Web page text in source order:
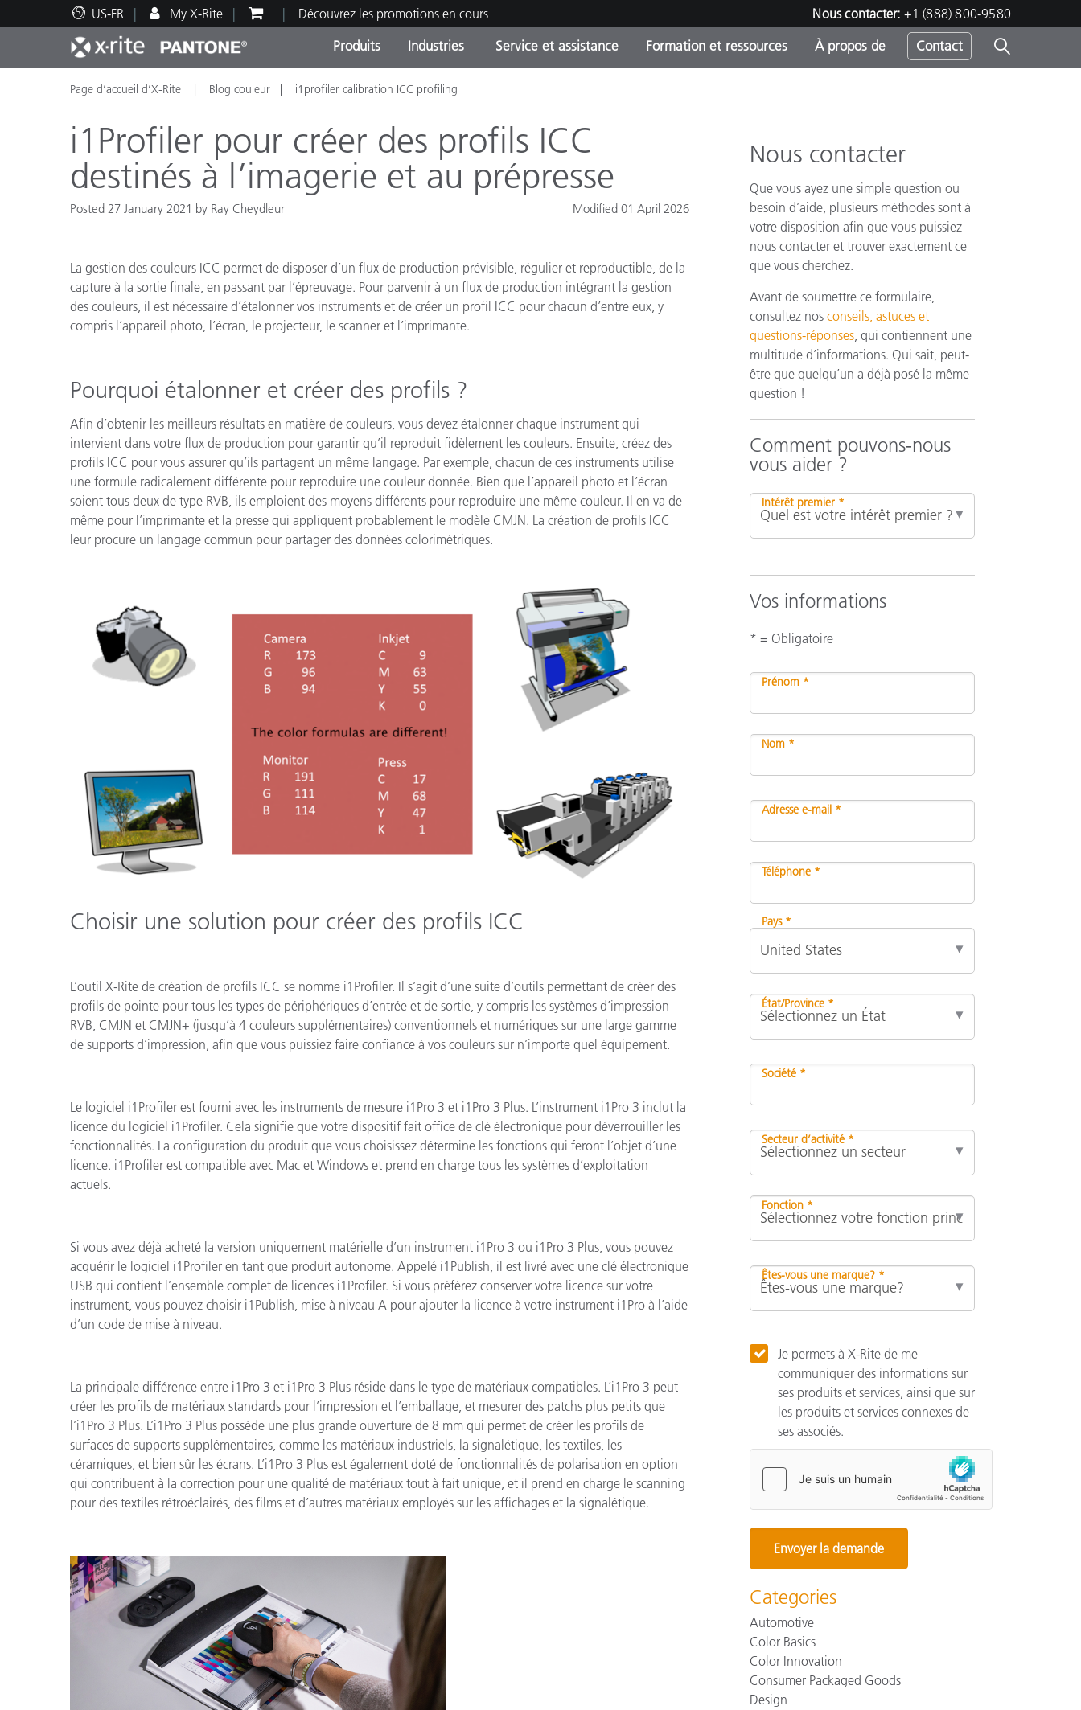
US-FR My X-Rite Découvrez les promotions en cours Nous contacter: +1 (888) 800-9580
Produits
Top Produits Catégories de produits
Promotions et Ventes Flash
Online Store
Industries
Impression et Emballage Peintures et Revêtements
Biens de Consommation
Emballés
Food Color Measurement
Matériaux de Construction
Biens Durables
Service et assistance
Assistance technique Service et maintenance
Formation et ressources
Ressources éducatives Formation
À propos de Contact
Page d’accueil d’X-Rite Blog couleur i1profiler calibration ICC profiling
i1Profiler pour créer des profils ICC
destinés à l’imagerie et au prépresse
Posted 27 January 2021 by Ray Cheydleur Modified 01 April 2026
La gestion des couleurs ICC permet de disposer d’un flux de production prévisible, régulier et reproductible, de la
capture à la sortie finale, en passant par l’épreuvage. Pour parvenir à un flux de production intégrant la gestion
des couleurs, il est nécessaire d’étalonner vos instruments et de créer un profil ICC pour chacun d’entre eux, y
compris l’appareil photo, l’écran, le projecteur, le scanner et l’imprimante.
Pourquoi étalonner et créer des profils ?
Afin d’obtenir les meilleurs résultats en matière de couleurs, vous devez étalonner chaque instrument qui
intervient dans votre flux de production pour garantir qu’il reproduit fidèlement les couleurs. Ensuite, créez des
profils ICC pour vous assurer qu’ils partagent un même langage. Par exemple, chacun de ces instruments utilise
une formule radicalement différente pour reproduire une couleur donnée. Bien que l’appareil photo et l’écran
soient tous deux de type RVB, ils emploient des moyens différents pour reproduire une même couleur. Il en va de
même pour l’imprimante et la presse qui appliquent probablement le modèle CMJN. La création de profils ICC
leur procure un langage commun pour partager des données colorimétriques.
Choisir une solution pour créer des profils ICC
L’outil X-Rite de création de profils ICC se nomme i1Profiler. Il s’agit d’une suite d’outils permettant de créer des
profils de pointe pour tous les types de périphériques d’entrée et de sortie, y compris les systèmes d’impression
RVB, CMJN et CMJN+ (jusqu’à 4 couleurs supplémentaires) conventionnels et numériques sur une large gamme
de supports d’impression, afin que vous puissiez faire confiance à vos couleurs sur n’importe quel équipement.
Le logiciel i1Profiler est fourni avec les instruments de mesure i1Pro 3 et i1Pro 3 Plus. L’instrument i1Pro 3 inclut la
licence du logiciel i1Profiler. Cela signifie que votre dispositif fait office de clé électronique pour déverrouiller les
fonctionnalités. La configuration du produit que vous choisissez détermine les fonctions qui feront l’objet d’une
licence. i1Profiler est compatible avec Mac et Windows et prend en charge tous les systèmes d’exploitation
actuels.
Si vous avez déjà acheté la version uniquement matérielle d’un instrument i1Pro 3 ou i1Pro 3 Plus, vous pouvez
acquérir le logiciel i1Profiler en tant que produit autonome. Appelé i1Publish, il est livré avec une clé électronique
USB qui contient l’ensemble complet de licences i1Profiler. Si vous préférez conserver votre licence sur votre
instrument, vous pouvez choisir i1Publish, mise à niveau A pour ajouter la licence à votre instrument i1Pro à l’aide
d’un code de mise à niveau.
La principale différence entre i1Pro 3 et i1Pro 3 Plus réside dans le type de matériaux compatibles. L’i1Pro 3 peut
créer les profils de matériaux standards pour l’impression et l’emballage, et mesurer des patchs plus petits que
l’i1Pro 3 Plus. L’i1Pro 3 Plus possède une plus grande ouverture de 8 mm qui permet de créer les profils de
surfaces de supports supplémentaires, comme les matériaux industriels, la signalétique, les textiles, les
céramiques, et bien sûr les écrans. L’i1Pro 3 Plus est également doté de fonctionnalités de polarisation en option
qui contribuent à la correction pour une qualité de matériaux tout à fait unique, et il prend en charge le scanning
pour des textiles rétroéclairés, des films et d’autres matériaux employés sur les affichages et la signalétique.
Nous contacter
Que vous ayez une simple question ou
besoin d’aide, plusieurs méthodes sont à
votre disposition afin que vous puissiez
nous contacter et trouver exactement ce
que vous cherchez.
Avant de soumettre ce formulaire,
consultez nos conseils, astuces et
questions-réponses , qui contiennent une
multitude d’informations. Qui sait, peut-
être que quelqu’un a déjà posé la même
question !
Comment pouvons-nous
vous aider ?
Intérêt premier *
Vos informations
* = Obligatoire
Prénom *
Nom *
Adresse e-mail *
Téléphone *
Pays *
État/Province *
Société *
Secteur d’activité *
Fonction *
Êtes-vous une marque? *
Je permets à X-Rite de me
communiquer des informations sur
ses produits et services, ainsi que sur
les produits et services connexes de
ses associés.
Categories
Automotive
Color Basics
Color Innovation
Consumer Packaged Goods
Design